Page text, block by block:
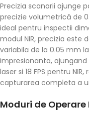
Precizia scanarii ajunge
precizie volumetrică de
ideal pentru inspectii
modul NIR, precizia este
variabila de la 0.05 mm
impresionanta, ajungand
laser si 18 FPS pentru
capturarea completa a
Moduri de Operare